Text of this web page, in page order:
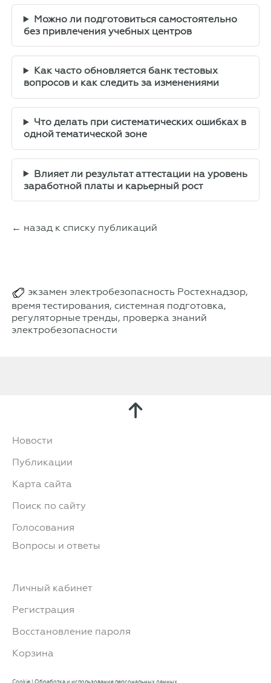
Можно ли подготовиться самостоятельно
без привлечения учебных центров
Как часто обновляется банк тестовых
вопросов и как следить за изменениями
Что делать при систематических ошибках в
одной тематической зоне
Влияет ли результат аттестации на уровень
заработной платы и карьерный рост
← назад к списку публикаций
экзамен электробезопасность Ростехнадзор,
время тестирования, системная подготовка,
регуляторные тренды, проверка знаний
электробезопасности
Новости
Публикации
Карта сайта
Поиск по сайту
Голосования
Вопросы и ответы
Личный кабинет
Регистрация
Восстановление пароля
Корзина
Cookie | Обработка и использование персональных данных